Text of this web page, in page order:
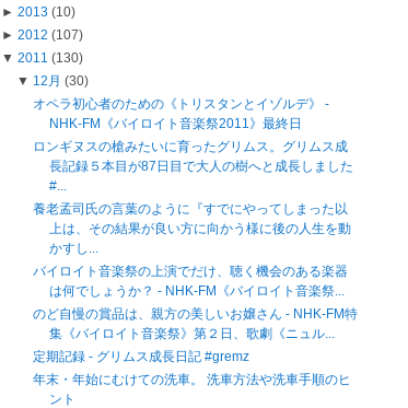
► 2013 (10)
► 2012 (107)
▼ 2011 (130)
▼ 12月 (30)
オペラ初心者のための《トリスタンとイゾルデ》 -
NHK-FM《バイロイト音楽祭2011》最終日
ロンギヌスの槍みたいに育ったグリムス。グリムス成
長記録５本目が87日目で大人の樹へと成長しました
#...
養老孟司氏の言葉のように『すでにやってしまった以
上は、その結果が良い方に向かう様に後の人生を動
かすし...
バイロイト音楽祭の上演でだけ、聴く機会のある楽器
は何でしょうか？ - NHK-FM《バイロイト音楽祭...
のど自慢の賞品は、親方の美しいお嬢さん - NHK-FM特
集《バイロイト音楽祭》第２日、歌劇《ニュル...
定期記録 - グリムス成長日記 #gremz
年末・年始にむけての洗車。 洗車方法や洗車手順のヒ
ント